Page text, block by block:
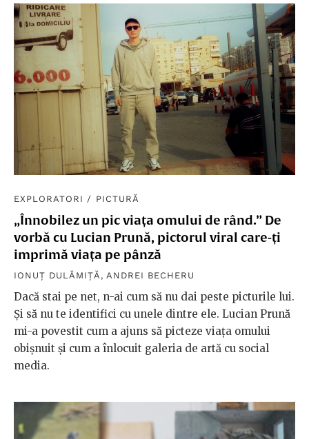
EXPLORATORI / PICTURĂ
„Înnobilez un pic viața omului de rând.” De
vorbă cu Lucian Prună, pictorul viral care-ți
imprimă viața pe pânză
IONUȚ DULĂMIȚĂ , ANDREI BECHERU
Dacă stai pe net, n-ai cum să nu dai peste picturile lui.
Și să nu te identifici cu unele dintre ele. Lucian Prună
mi-a povestit cum a ajuns să picteze viața omului
obișnuit și cum a înlocuit galeria de artă cu social
media.